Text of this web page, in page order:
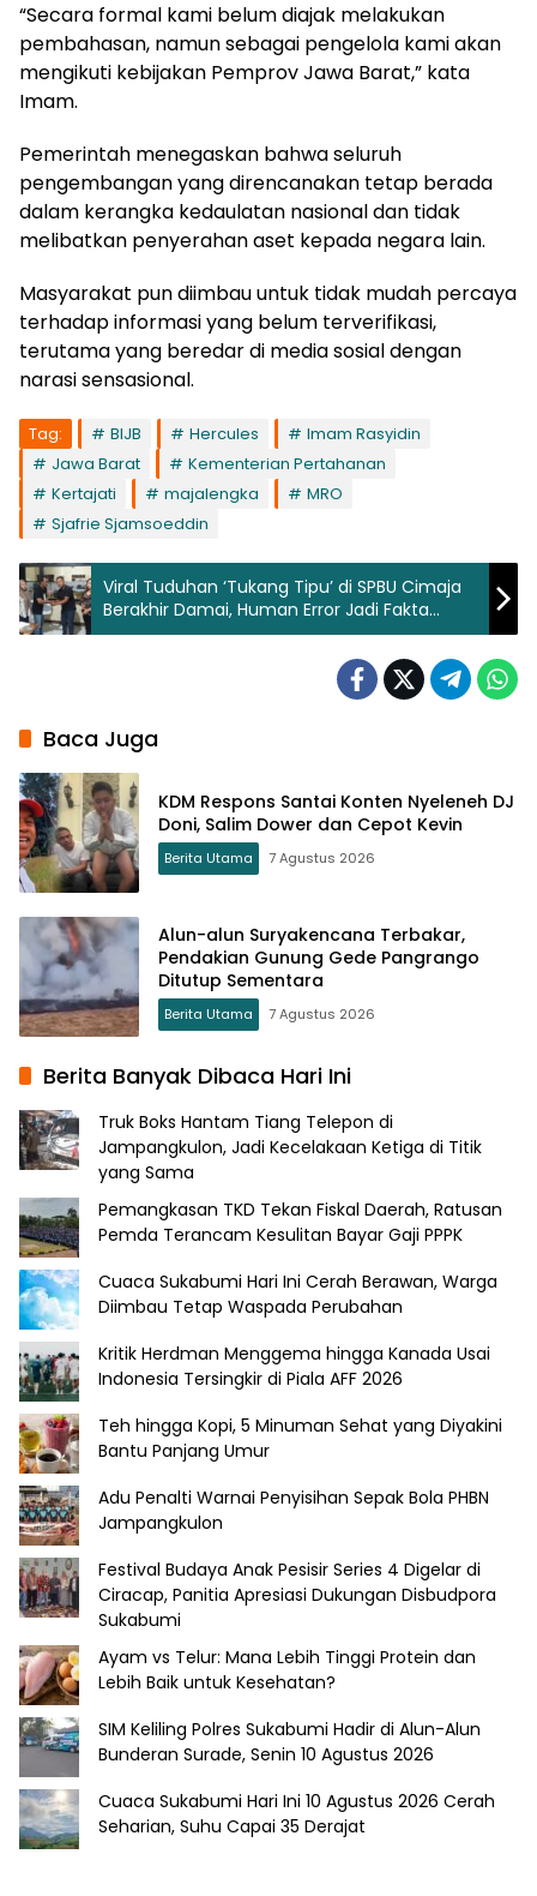
“Secara formal kami belum diajak melakukan
pembahasan, namun sebagai pengelola kami akan
mengikuti kebijakan Pemprov Jawa Barat,” kata
Imam.
Pemerintah menegaskan bahwa seluruh
pengembangan yang direncanakan tetap berada
dalam kerangka kedaulatan nasional dan tidak
melibatkan penyerahan aset kepada negara lain.
Masyarakat pun diimbau untuk tidak mudah percaya
terhadap informasi yang belum terverifikasi,
terutama yang beredar di media sosial dengan
narasi sensasional.
Tag: BIJB Hercules
Imam Rasyidin
Jawa Barat
Kementerian Pertahanan
Kertajati
majalengka
MRO
Sjafrie Sjamsoeddin
Viral Tuduhan ‘Tukang Tipu’ di SPBU Cimaja
Berakhir Damai, Human Error Jadi Fakta
Sebenarnya
Baca Juga
KDM Respons Santai Konten Nyeleneh DJ
Doni, Salim Dower dan Cepot Kevin
Berita Utama 7 Agustus 2026
Alun-alun Suryakencana Terbakar,
Pendakian Gunung Gede Pangrango
Ditutup Sementara
Berita Utama 7 Agustus 2026
Berita Banyak Dibaca Hari Ini
Truk Boks Hantam Tiang Telepon di
Jampangkulon, Jadi Kecelakaan Ketiga di Titik
yang Sama
Pemangkasan TKD Tekan Fiskal Daerah, Ratusan
Pemda Terancam Kesulitan Bayar Gaji PPPK
Cuaca Sukabumi Hari Ini Cerah Berawan, Warga
Diimbau Tetap Waspada Perubahan
Kritik Herdman Menggema hingga Kanada Usai
Indonesia Tersingkir di Piala AFF 2026
Teh hingga Kopi, 5 Minuman Sehat yang Diyakini
Bantu Panjang Umur
Adu Penalti Warnai Penyisihan Sepak Bola PHBN
Jampangkulon
Festival Budaya Anak Pesisir Series 4 Digelar di
Ciracap, Panitia Apresiasi Dukungan Disbudpora
Sukabumi
Ayam vs Telur: Mana Lebih Tinggi Protein dan
Lebih Baik untuk Kesehatan?
SIM Keliling Polres Sukabumi Hadir di Alun-Alun
Bunderan Surade, Senin 10 Agustus 2026
Cuaca Sukabumi Hari Ini 10 Agustus 2026 Cerah
Seharian, Suhu Capai 35 Derajat